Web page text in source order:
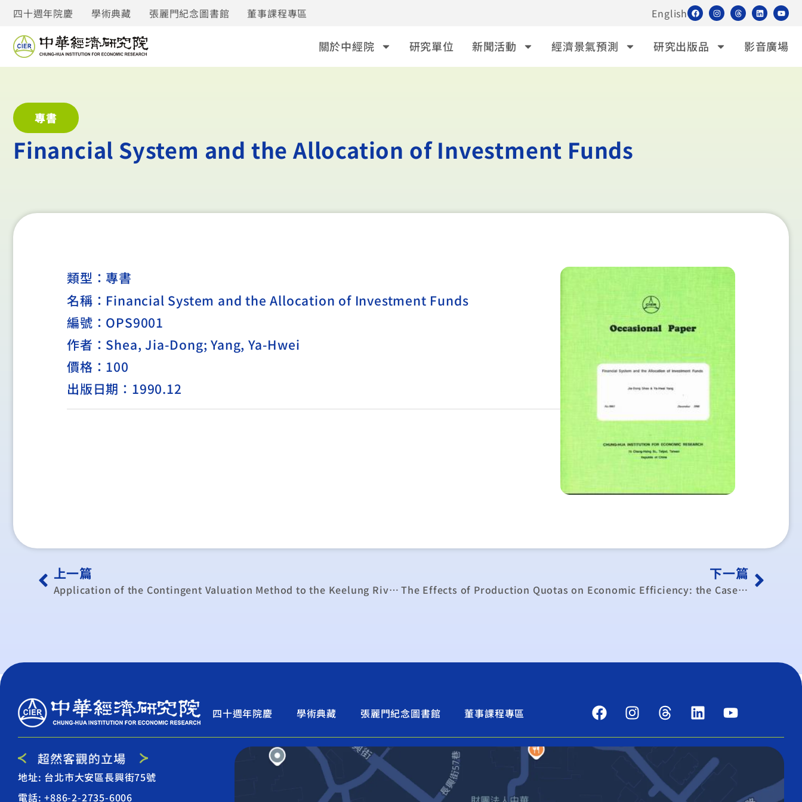
四十週年院慶 學術典藏 張麗門紀念圖書館 董事課程專區 English
關於中經院 研究單位 新聞活動 經濟景氣預測 研究出版品 影音廣場
專書
Financial System and the Allocation of Investment Funds
類型： 專書
名稱：Financial System and the Allocation of Investment Funds
編號：OPS9001
作者：Shea, Jia-Dong; Yang, Ya-Hwei
價格：100
出版日期：1990.12
上一篇
Application of the Contingent Valuation Method to the Keelung River, Taipei, reprinted from the International Journal Water Resources Development, Vol.6, No.3, London, UK: Butterworth-Heinemann, Sept. 1990, pp.218-221.
下一篇
The Effects of Production Quotas on Economic Efficiency: the Case of Taiwans Canned Food Industry
四十週年院慶 學術典藏 張麗門紀念圖書館 董事課程專區
地址: 台北市大安區長興街75號
電話: +886-2-2735-6006